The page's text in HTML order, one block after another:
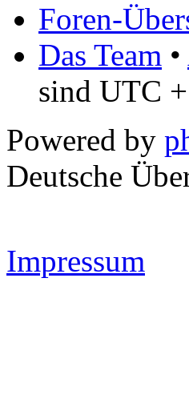
Foren-
Das Team •
sind UTC
Powered by
Deutsche
Impressum